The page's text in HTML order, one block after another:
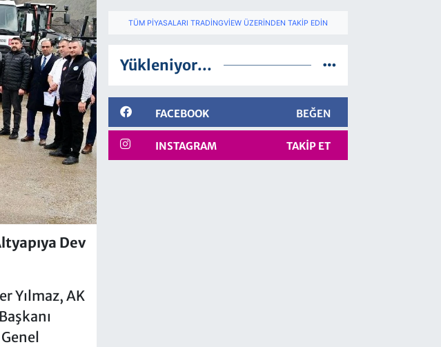
Dev
Yılmaz, AK
TÜM PIYASALARI TRADINGVIEW ÜZERINDEN TAKIP EDIN
Yükleniyor...
FACEBOOK BEĞEN
INSTAGRAM TAKIP ET